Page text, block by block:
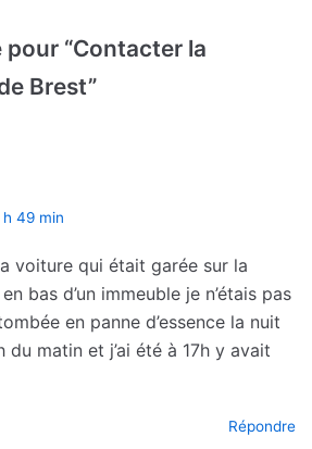
“Contacter la
Brest”
h 49 min
voiture qui était garée sur la
bas d’un immeuble je n’étais pas
en panne d’essence la nuit
matin et j’ai été à 17h y avait
Répondre